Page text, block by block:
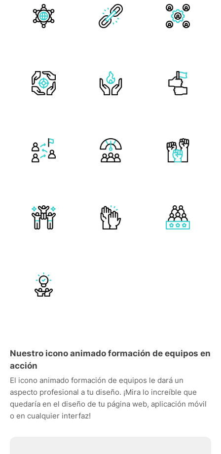
Nuestro icono animado formación de equipos en
acción
El icono animado formación de equipos le dará un
aspecto profesional a tu diseño. ¡Mira lo increíble que
quedaría en el diseño de tu página web, aplicación móvil
o en cualquier interfaz!